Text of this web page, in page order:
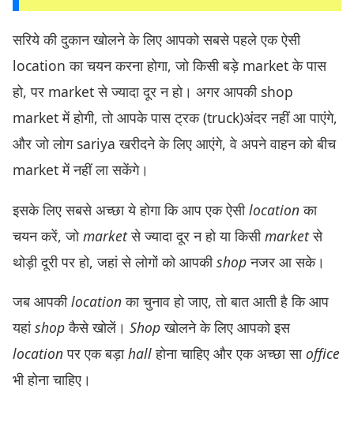
सरिये की दुकान खोलने के लिए आपको सबसे पहले एक ऐसी
location का चयन करना होगा, जो किसी बड़े market के पास
हो, पर market से ज्यादा दूर न हो। अगर आपकी shop
market में होगी, तो आपके पास ट्रक (truck)अंदर नहीं आ पाएंगे,
और जो लोग sariya खरीदने के लिए आएंगे, वे अपने वाहन को बीच
market में नहीं ला सकेंगे।
इसके लिए सबसे अच्छा ये होगा कि आप एक ऐसीlocationका
चयन करें, जोmarketसे ज्यादा दूर न हो या किसीmarketसे
थोड़ी दूरी पर हो, जहां से लोगों को आपकीshopनजर आ सके।
जब आपकीlocationका चुनाव हो जाए, तो बात आती है कि आप
यहांshopकैसे खोलें। Shopखोलने के लिए आपको इस
locationपर एक बड़ाhallहोना चाहिए और एक अच्छा साoffice
भी होना चाहिए।